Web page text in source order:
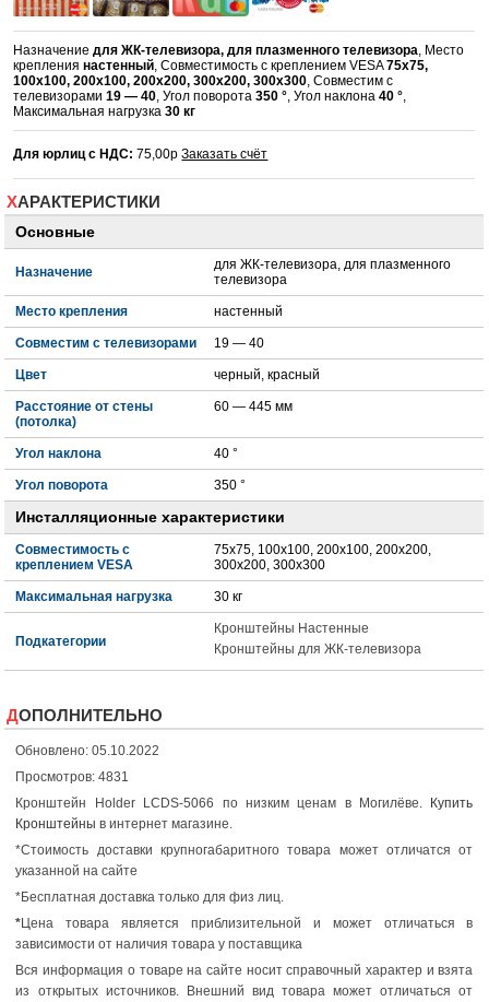
Назначениедля ЖК-телевизора, для плазменного телевизора, Место
креплениянастенный, Совместимость с креплением VESA75x75,
100x100, 200x100, 200x200, 300x200, 300x300, Совместим с
телевизорами19 — 40, Угол поворота350 °, Угол наклона40 °,
Максимальная нагрузка30 кг
Для юрлиц с НДС: 75,00рЗаказать счёт
ХАРАКТЕРИСТИКИ
Основные
Назначение
для ЖК-телевизора, для плазменного
телевизора
Место крепления настенный
Совместим с телевизорами 19 — 40
Цвет черный, красный
Расстояние от стены
(потолка)
60 — 445 мм
Угол наклона 40 °
Угол поворота 350 °
Инсталляционные характеристики
Совместимость с
креплением VESA
75x75, 100x100, 200x100, 200x200,
300x200, 300x300
Максимальная нагрузка 30 кг
Подкатегории
Кронштейны Настенные
Кронштейны для ЖК-телевизора
ДОПОЛНИТЕЛЬНО
Обновлено: 05.10.2022
Просмотров: 4831
Кронштейн Holder LCDS-5066 по низким ценам в Могилёве.
Купить
Кронштейны в интернет магазине.
*Стоимость доставки крупногабаритного товара может отличатся от
указанной на сайте
*Бесплатная доставка только для физ лиц.
*Цена товара является приблизительной и может отличаться в
зависимости от наличия товара у поставщика
Вся информация о товаре на сайте носит справочный характер и взята
из открытых источников. Внешний вид товара может отличаться от